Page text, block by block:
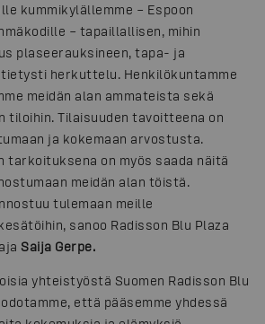
kummikylällemme – Espoon
– tapaillallisen, mihin
plaseerauksineen, tapa- ja
herkuttelu. Henkilökuntamme
meidän alan ammateista sekä
tiloihin. Tilaisuuden tavoitteena on
ja kokemaan arvostusta.
tarkoituksena on myös saada näitä
meidän alan töistä.
tulemaan meille
sanoo Radisson Blu Plaza
Saija Gerpe.
yhteistyöstä Suomen Radisson Blu
että pääsemme yhdessä